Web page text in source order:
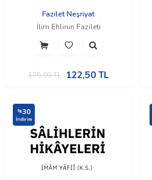
Fazilet Neşriyat
İlim Ehlinin Fazileti
175,00TL 122,50 TL
%30
İndirim